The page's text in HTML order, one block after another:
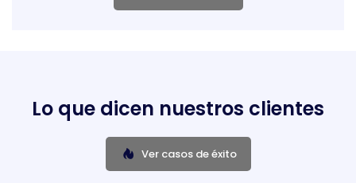
Lo que dicen nuestros clientes
Ver casos de éxito